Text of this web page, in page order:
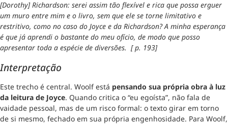
[Dorothy] Richardson: serei assim tão flexível e rica que possa erguer
um muro entre mim e o livro, sem que ele se torne limitativo e
restritivo, como no caso do Joyce e da Richardson? A minha esperança
é que já aprendi o bastante do meu ofício, de modo que posso
apresentar toda a espécie de diversões. [ p. 193]
Interpretação
Este trecho é central. Woolf está pensando sua própria obra à luz
da leitura de Joyce. Quando critica o “eu egoísta”, não fala de
vaidade pessoal, mas de um risco formal: o texto girar em torno
de si mesmo, fechado em sua própria engenhosidade. Para Woolf,